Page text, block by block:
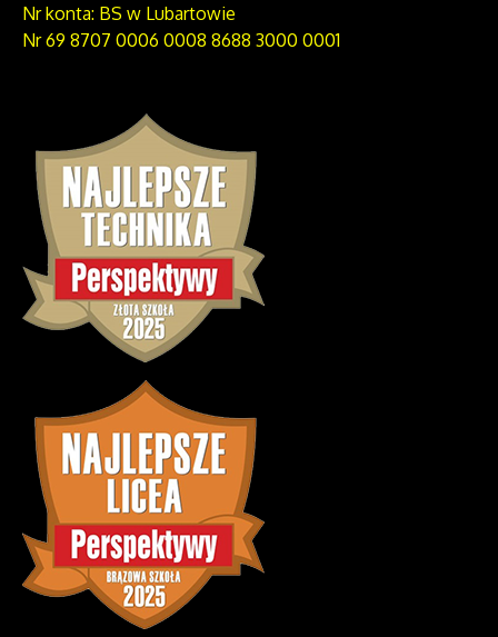
Nr konta: BS w Lubartowie
Nr 69 8707 0006 0008 8688 3000 0001